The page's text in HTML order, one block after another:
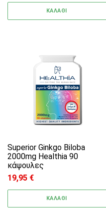
ΚΑΛΑΘΙ
Superior Ginkgo Biloba
2000mg Healthia 90
κάψουλες
19,95 €
ΚΑΛΑΘΙ